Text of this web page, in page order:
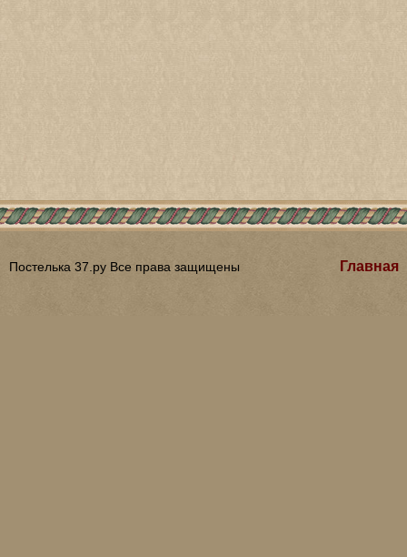
Постелька 37.ру Все права защищены Главная